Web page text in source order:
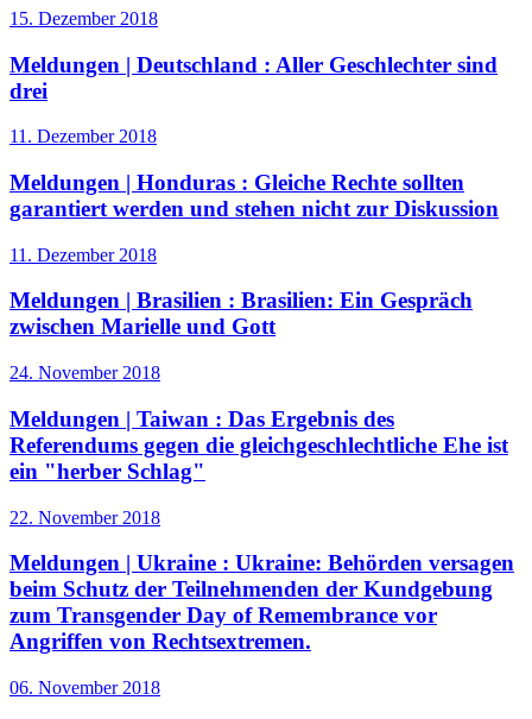
15. Dezember 2018
Meldungen | Deutschland : Aller Geschlechter sind
drei
11. Dezember 2018
Meldungen | Honduras : Gleiche Rechte sollten
garantiert werden und stehen nicht zur Diskussion
11. Dezember 2018
Meldungen | Brasilien : Brasilien: Ein Gespräch
zwischen Marielle und Gott
24. November 2018
Meldungen | Taiwan : Das Ergebnis des
Referendums gegen die gleichgeschlechtliche Ehe ist
ein "herber Schlag"
22. November 2018
Meldungen | Ukraine : Ukraine: Behörden versagen
beim Schutz der Teilnehmenden der Kundgebung
zum Transgender Day of Remembrance vor
Angriffen von Rechtsextremen.
06. November 2018